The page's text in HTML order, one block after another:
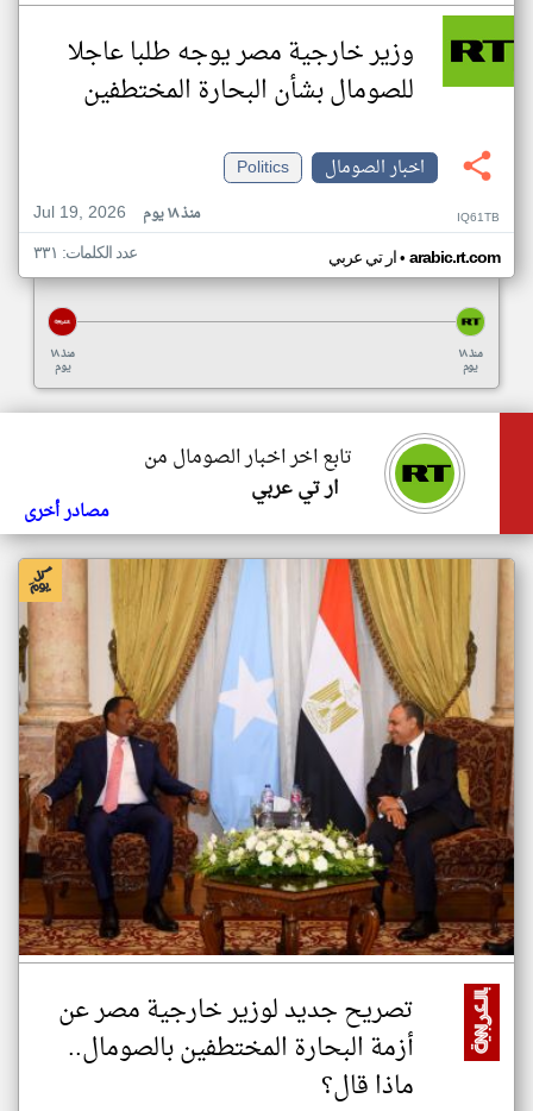
وزير خارجية مصر يوجه طلبا عاجلا
للصومال بشأن البحارة المختطفين
اخبار الصومال
Politics
Jul 19, 2026
منذ ١٨ يوم IQ61TB
ار تي عربي• arabic.rt.com عدد الكلمات: ٣٣١
منذ ١٨
يوم
منذ ١٨
يوم
تابع اخر اخبار الصومال من
ار تي عربي
مصادر أخرى
تصريح جديد لوزير خارجية مصر عن
أزمة البحارة المختطفين بالصومال..
ماذا قال؟